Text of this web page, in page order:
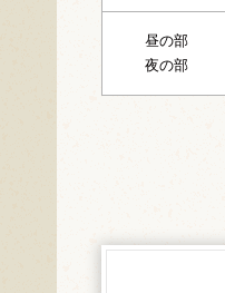
昼の部
夜の部